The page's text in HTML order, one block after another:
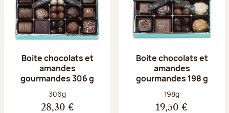
Boite chocolats et
amandes
gourmandes 306 g
Poids net :
306g
28,30 €
Boite chocolats et
amandes
gourmandes 198 g
Poids net :
198g
19,50 €